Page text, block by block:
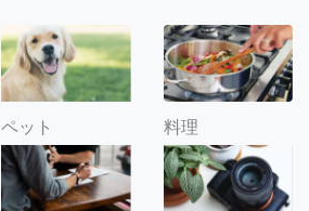
ペット 料理